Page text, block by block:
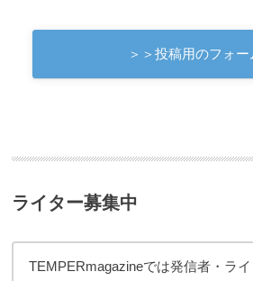
＞＞投稿用のフォー
ライター募集中
TEMPERmagazineでは発信者・ラ